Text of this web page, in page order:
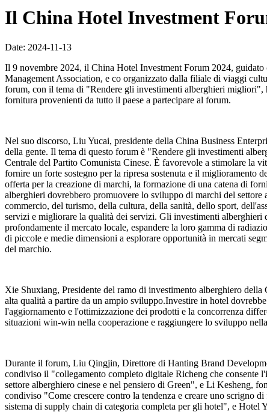
Il China Hotel Investment
Date: 2024-11-13
Il 9 novembre 2024, il China Hotel Investment Forum 2024,
Management Association, e co organizzato dalla filiale di viaggi
forum, con il tema di "Rendere gli investimenti alberghieri migliori",
fornitura provenienti da tutto il paese a partecipare al forum.
Nel suo discorso, Liu Yucai, presidente della China Business
della gente. Il tema di questo forum è "Rendere gli investimenti
Centrale del Partito Comunista Cinese. È favorevole a stimolare la
fornire un forte sostegno per la ripresa sostenuta e il miglioramento
offerta per la creazione di marchi, la formazione di una catena di
alberghieri dovrebbero promuovere lo sviluppo di marchi del
commercio, del turismo, della cultura, della sanità, dello sport,
servizi e migliorare la qualità dei servizi. Gli investimenti
profondamente il mercato locale, espandere la loro gamma di
di piccole e medie dimensioni a esplorare opportunità in mercati
del marchio.
Xie Shuxiang, Presidente del ramo di investimento alberghiero
alta qualità a partire da un ampio sviluppo.Investire in hotel
l'aggiornamento e l'ottimizzazione dei prodotti e la concorrenza
situazioni win-win nella cooperazione e raggiungere lo sviluppo
Durante il forum, Liu Qingjin, Direttore di Hanting Brand
condiviso il "collegamento completo digitale Richeng che
settore alberghiero cinese e nel pensiero di Green", e Li Kesheng,
condiviso "Come crescere contro la tendenza e creare uno
sistema di supply chain di categoria completa per gli hotel", e